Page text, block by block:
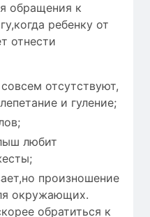
обращения к
ребенку от
отнести
отсутствуют,
и гуление;
любит
произношение
окружающих.
обратиться к